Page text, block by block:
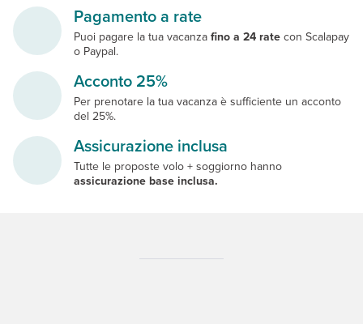
Pagamento a rate
Puoi pagare la tua vacanzafino a 24 ratecon Scalapay
o Paypal.
Acconto 25%
Per prenotare la tua vacanza è sufficiente un acconto
del 25%.
Assicurazione inclusa
Tutte le proposte volo + soggiorno hanno
assicurazione base inclusa.